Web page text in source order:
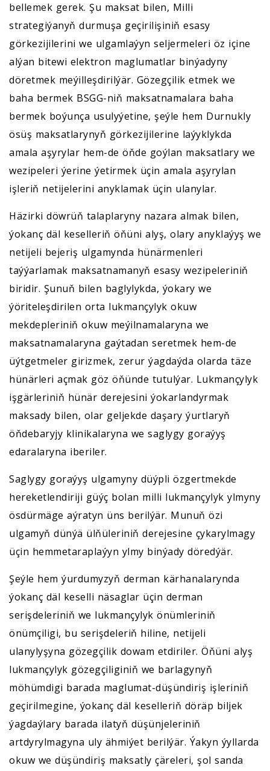
bellemek gerek. Şu maksat bilen, Milli
strategiýanyň durmuşa geçirilişiniň esasy
görkezijilerini we ulgamlaýyn seljermeleri öz içine
alýan bitewi elektron maglumatlar binýadyny
döretmek meýilleşdirilýär. Gözegçilik etmek we
baha bermek BSGG-niň maksatnamalara baha
bermek boýunça usulyýetine, şeýle hem Durnukly
ösüş maksatlarynyň görkezijilerine laýyklykda
amala aşyrylar hem-de öňde goýlan maksatlary we
wezipeleri ýerine ýetirmek üçin amala aşyrylan
işleriň netijelerini anyklamak üçin ulanylar.
Häzirki döwrüň talaplaryny nazara almak bilen,
ýokanç däl keselleriň öňüni alyş, olary anyklaýyş we
netijeli bejeriş ulgamynda hünärmenleri
taýýarlamak maksatnamanyň esasy wezipeleriniň
biridir. Şunuň bilen baglylykda, ýokary we
ýöriteleşdirilen orta lukmançylyk okuw
mekdepleriniň okuw meýilnamalaryna we
maksatnamalaryna gaýtadan seretmek hem-de
üýtgetmeler girizmek, zerur ýagdaýda olarda täze
hünärleri açmak göz öňünde tutulýar. Lukmançylyk
işgärleriniň hünär derejesini ýokarlandyrmak
maksady bilen, olar geljekde daşary ýurtlaryň
öňdebaryjy klinikalaryna we saglygy goraýyş
edaralaryna iberiler.
Saglygy goraýyş ulgamyny düýpli özgertmekde
hereketlendiriji güýç bolan milli lukmançylyk ylmyny
ösdürmäge aýratyn üns berilýär. Munuň özi
ulgamyň dünýä ülňüleriniň derejesine çykarylmagy
üçin hemmetaraplaýyn ylmy binýady döredýär.
Şeýle hem ýurdumyzyň derman kärhanalarynda
ýokanç däl keselli näsaglar üçin derman
serişdeleriniň we lukmançylyk önümleriniň
önümçiligi, bu serişdeleriň hiline, netijeli
ulanylyşyna gözegçilik dowam etdiriler. Öňüni alyş
lukmançylyk gözegçiliginiň we barlagynyň
möhümdigi barada maglumat-düşündiriş işleriniň
geçirilmegine, ýokanç däl keselleriň döräp biljek
ýagdaýlary barada ilatyň düşünjeleriniň
artdyrylmagyna uly ähmiýet berilýär. Ýakyn ýyllarda
okuw we düşündiriş maksatly çäreleri, şol sanda